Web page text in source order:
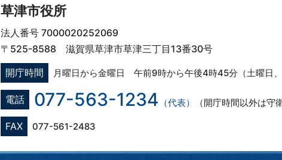
草津市役所
法人番号 7000020252069
〒525-8588 滋賀県草津市草津三丁目13番30号
開庁時間
月曜日から金曜日 午前9時から午後4時45分（土曜日、
電話 077-563-1234 （代表） （開庁時間以外は
FAX 077-561-2483